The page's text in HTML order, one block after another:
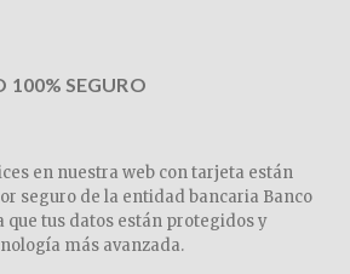
100% SEGURO
en nuestra web con tarjeta están
seguro de la entidad bancaria Banco
que tus datos están protegidos y
más avanzada.